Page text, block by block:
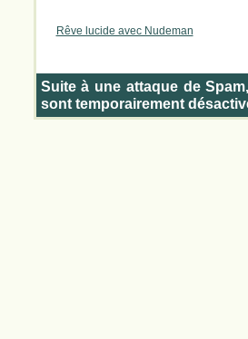
Rêve lucide avec Nudeman
Suite à une attaque de
sont temporairement